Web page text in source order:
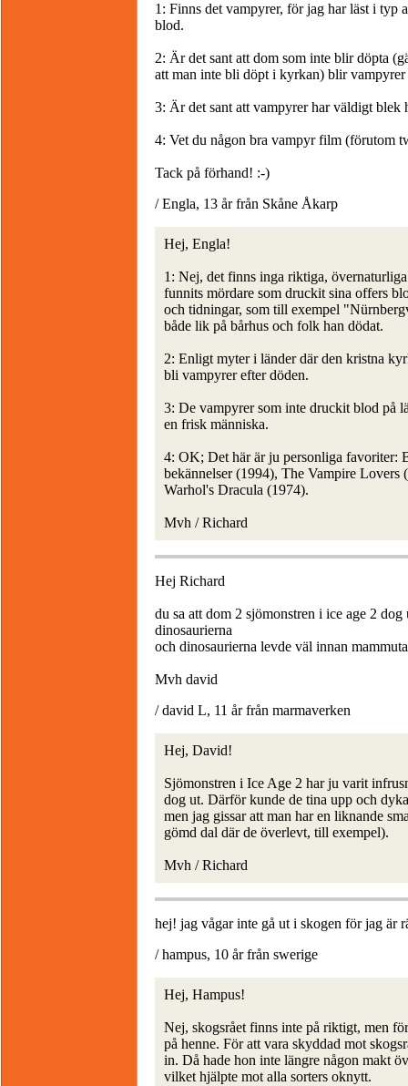
1: Finns det vampyrer, för jag har läst i typ
blod.
2: Är det sant att dom som inte blir döpta
att man inte bli döpt i kyrkan) blir vampyrer
3: Är det sant att vampyrer har väldigt blek
4: Vet du någon bra vampyr film (förutom
Tack på förhand! :-)
/ Engla, 13 år från Skåne Åkarp
Hej, Engla!
1: Nej, det finns inga riktiga,
funnits mördare som druckit sina offers
och tidningar, som till exempel
både lik på bårhus och folk han dödat.
2: Enligt myter i länder där den kristna
bli vampyrer efter döden.
3: De vampyrer som inte druckit blod på
en frisk människa.
4: OK; Det här är ju personliga favoriter:
bekännelser (1994), The Vampire
Warhol's Dracula (1974).
Mvh / Richard
Hej Richard
du sa att dom 2 sjömonstren i ice age 2
dinosaurierna
och dinosaurierna levde väl innan
Mvh david
/ david L, 11 år från marmaverken
Hej, David!
Sjömonstren i Ice Age 2 har ju varit
dog ut. Därför kunde de tina upp och
men jag gissar att man har en liknande
gömd dal där de överlevt, till exempel).
Mvh / Richard
hej! jag vågar inte gå ut i skogen för jag är
/ hampus, 10 år från swerige
Hej, Hampus!
Nej, skogsrået finns inte på riktigt, men
på henne. För att vara skyddad mot
in. Då hade hon inte längre någon makt
vilket hjälpte mot alla sorters oknytt.